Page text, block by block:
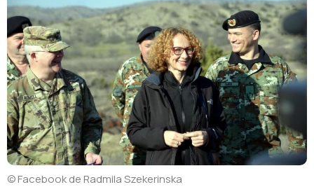
© Facebook de Radmila Szekerinska